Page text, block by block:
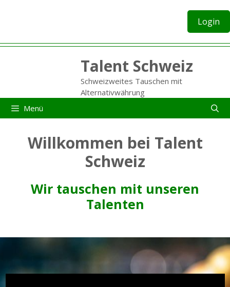
Login
Talent Schweiz
Schweizweites Tauschen mit
Alternativwährung
Menü
Willkommen bei Talent
Schweiz
Wir tauschen mit unseren
Talenten